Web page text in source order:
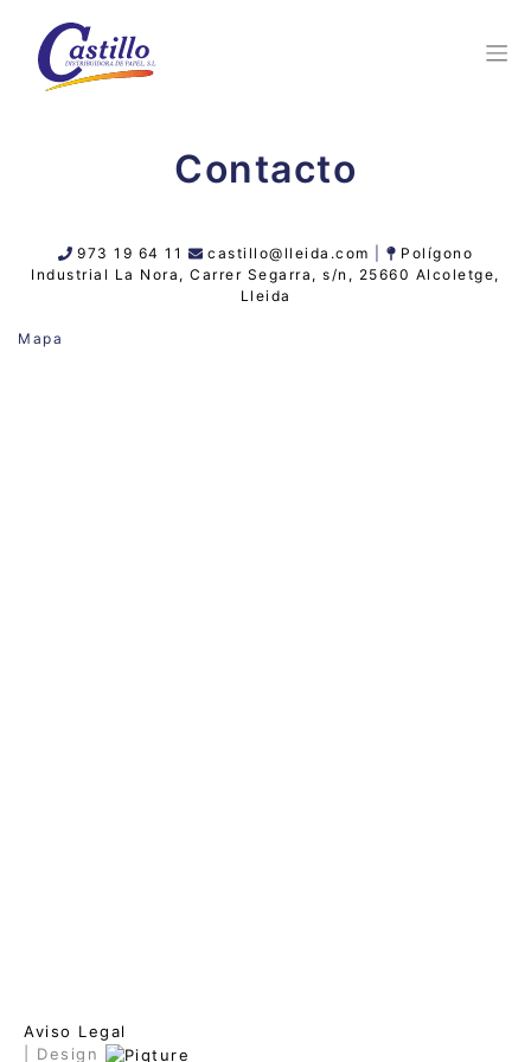
Contacto
973 19 64 11 castillo@lleida.com |
Polígono
Industrial La Nora, Carrer Segarra, s/n, 25660 Alcoletge,
Lleida
Mapa
Aviso Legal
| Design